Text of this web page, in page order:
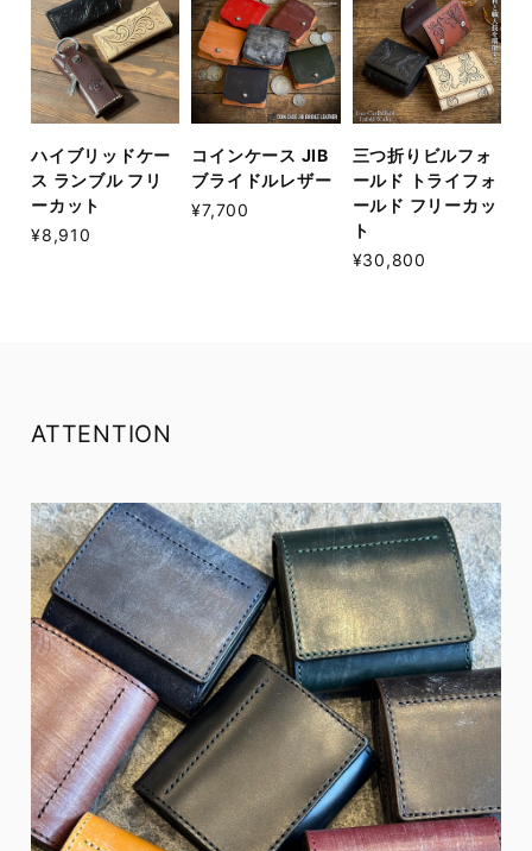
ハイブリッドケー
ス ランブル フリ
ーカット
¥8,910
コインケース JIB
ブライドルレザー
¥7,700
三つ折りビルフォ
ールド トライフォ
ールド フリーカッ
ト
¥30,800
ATTENTION